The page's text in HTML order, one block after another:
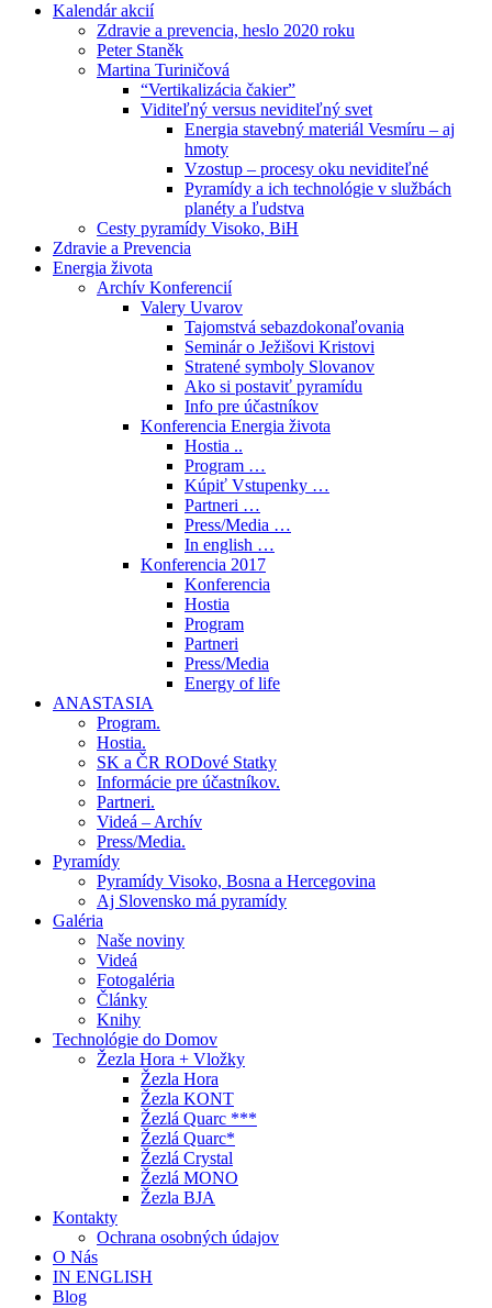
Kalendár akcií
Zdravie a prevencia, heslo 2020 roku
Peter Staněk
Martina Turiničová
“Vertikalizácia čakier”
Viditeľný versus neviditeľný svet
Energia stavebný materiál Vesmíru – aj
hmoty
Vzostup – procesy oku neviditeľné
Pyramídy a ich technológie v službách
planéty a ľudstva
Cesty pyramídy Visoko, BiH
Zdravie a Prevencia
Energia života
Archív Konferencií
Valery Uvarov
Tajomstvá sebazdokonaľovania
Seminár o Ježišovi Kristovi
Stratené symboly Slovanov
Ako si postaviť pyramídu
Info pre účastníkov
Konferencia Energia života
Hostia ..
Program …
Kúpiť Vstupenky …
Partneri …
Press/Media …
In english …
Konferencia 2017
Konferencia
Hostia
Program
Partneri
Press/Media
Energy of life
ANASTASIA
Program.
Hostia.
SK a ČR RODové Statky
Informácie pre účastníkov.
Partneri.
Videá – Archív
Press/Media.
Pyramídy
Pyramídy Visoko, Bosna a Hercegovina
Aj Slovensko má pyramídy
Galéria
Naše noviny
Videá
Fotogaléria
Články
Knihy
Technológie do Domov
Žezla Hora + Vložky
Žezla Hora
Žezla KONT
Žezlá Quarc ***
Žezlá Quarc*
Žezlá Crystal
Žezlá MONO
Žezla BJA
Kontakty
Ochrana osobných údajov
O Nás
IN ENGLISH
Blog